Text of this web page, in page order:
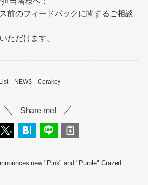
前のフィードバックに関するご相談
ただけます。
NEWS Cerakey
Share me!
new "Pink" and "Purple" Crazed